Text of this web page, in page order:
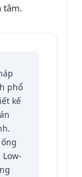
tâm.
phổ
kế